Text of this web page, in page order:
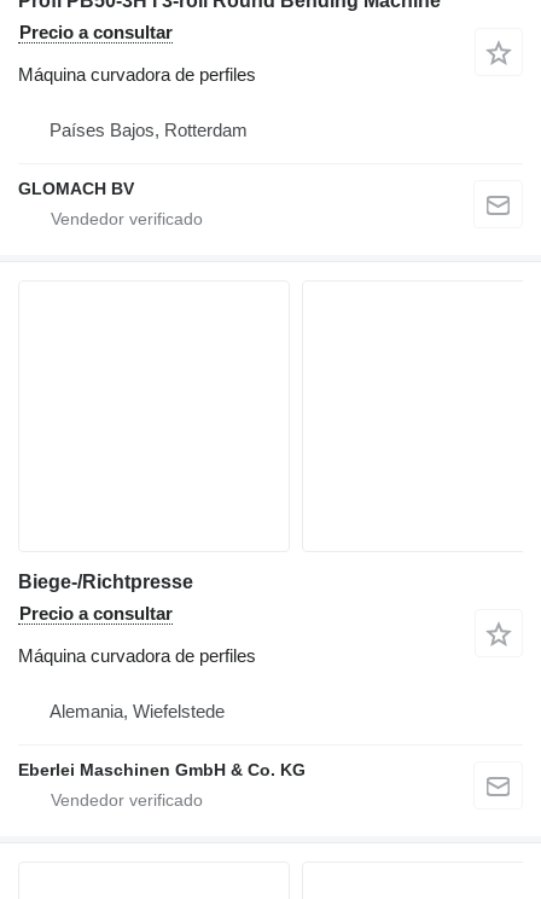
Precio a consultar
Máquina curvadora de perfiles
Países Bajos, Rotterdam
GLOMACH BV
Biege-/Richtpresse
Precio a consultar
Máquina curvadora de perfiles
Alemania, Wiefelstede
Eberlei Maschinen GmbH & Co. KG